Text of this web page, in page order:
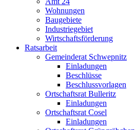
Wohnungen
Baugebiete
Industriegebiet
Wirtschaftsförderung
Ratsarbeit
Gemeinderat Schwepnitz
Einladungen
Beschlüsse
Beschlussvorlagen
Ortschaftsrat Bulleritz
Einladungen
Ortschaftsrat Cosel
Einladungen